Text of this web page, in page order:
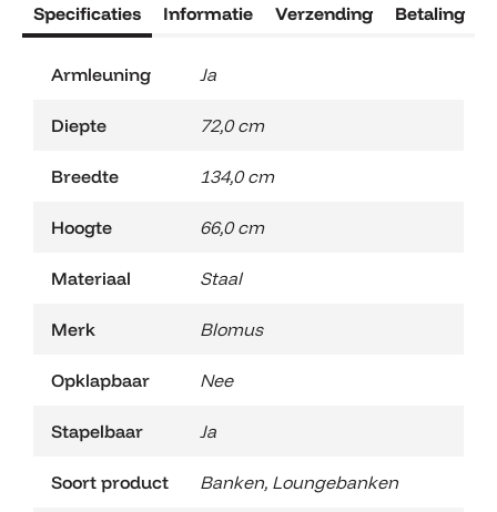
Specificaties Informatie Verzending Betaling
Armleuning Ja
Diepte 72,0 cm
Breedte 134,0 cm
Hoogte 66,0 cm
Materiaal Staal
Merk Blomus
Opklapbaar Nee
Stapelbaar Ja
Soort product Banken, Loungebanken